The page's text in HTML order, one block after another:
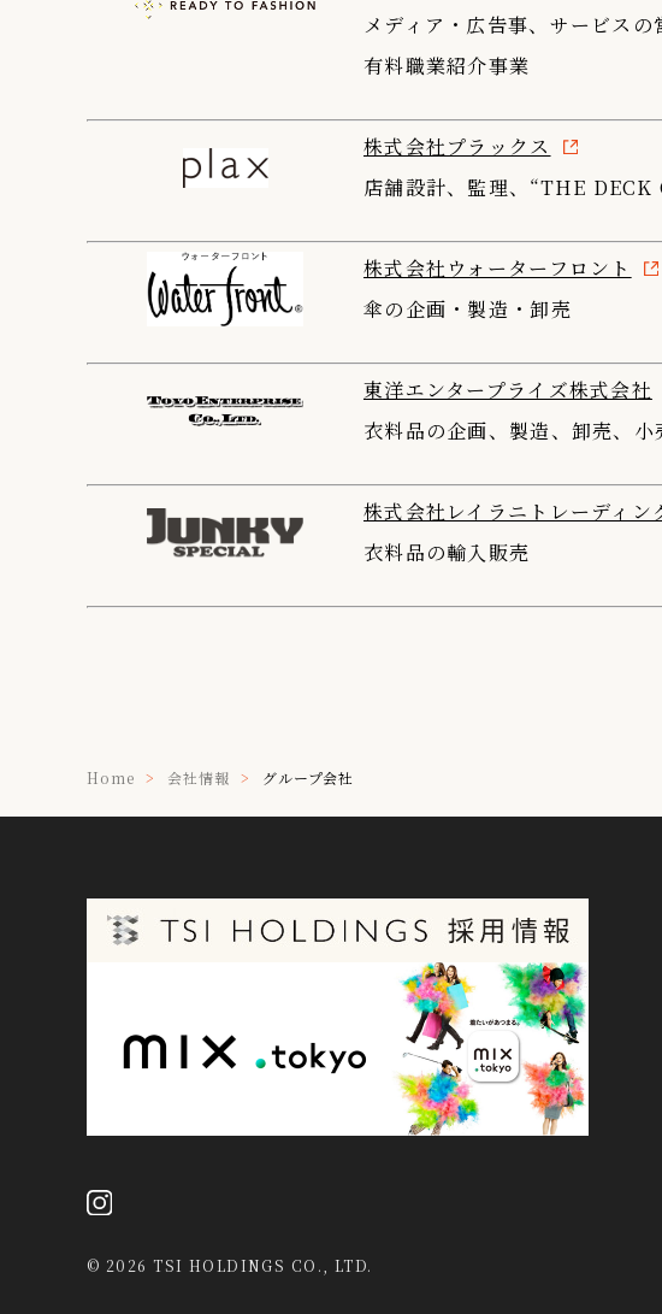
メディア・広告事、サービスの
有料職業紹介事業
株式会社プラックス
店舗設計、監理、“THE
株式会社ウォーターフロント
傘の企画・製造・卸売
東洋エンタープライズ株式会社
衣料品の企画、製造、卸売、
株式会社レイラニトレーディン
衣料品の輸入販売
Home 会社情報 グループ会社
© 2026 TSI HOLDINGS CO., LTD.